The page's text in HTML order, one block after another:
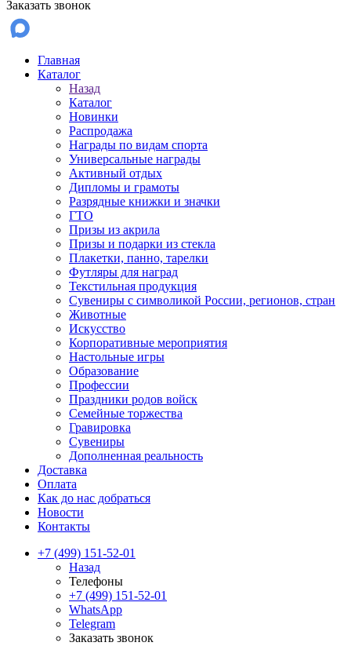
Заказать звонок
Главная
Каталог
Назад
Каталог
Новинки
Распродажа
Награды по видам спорта
Универсальные награды
Активный отдых
Дипломы и грамоты
Разрядные книжки и значки
ГТО
Призы из акрила
Призы и подарки из стекла
Плакетки, панно, тарелки
Футляры для наград
Текстильная продукция
Сувениры с символикой России, регионов, стран
Животные
Искусство
Корпоративные мероприятия
Настольные игры
Образование
Профессии
Праздники родов войск
Семейные торжества
Гравировка
Сувениры
Дополненная реальность
Доставка
Оплата
Как до нас добраться
Новости
Контакты
+7 (499) 151-52-01
Назад
Телефоны
+7 (499) 151-52-01
WhatsApp
Telegram
Заказать звонок